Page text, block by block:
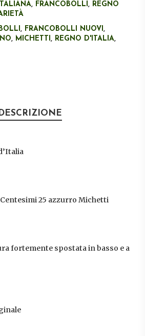
, FRANCOBOLLI, REGNO
, FRANCOBOLLI NUOVI,
, MICHETTI, REGNO D'ITALIA,
25 azzurro Michetti
fortemente spostata in basso e a